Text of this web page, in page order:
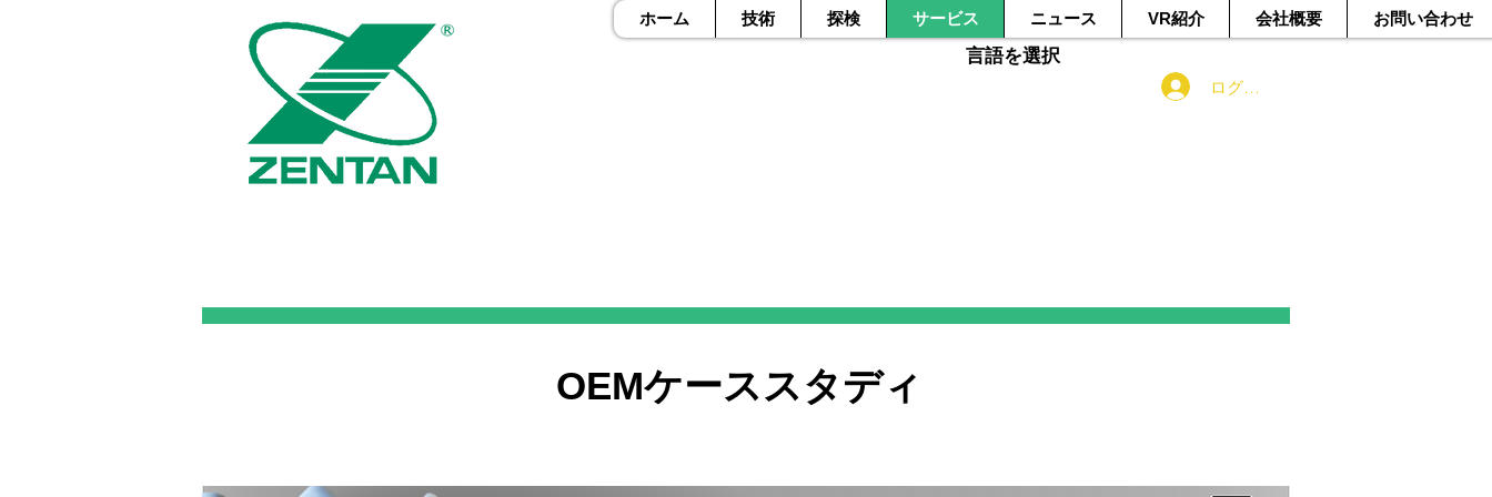
ホーム 技術 探検 サービス ニュース VR紹介 会社概要 お問い合わせ
言語を選択
ログイン
OEMケーススタディ